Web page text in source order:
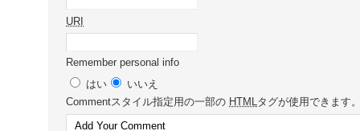
URI
Remember personal info
はい
いいえ
Commentスタイル指定用の一部の HTMLタグが使用できます